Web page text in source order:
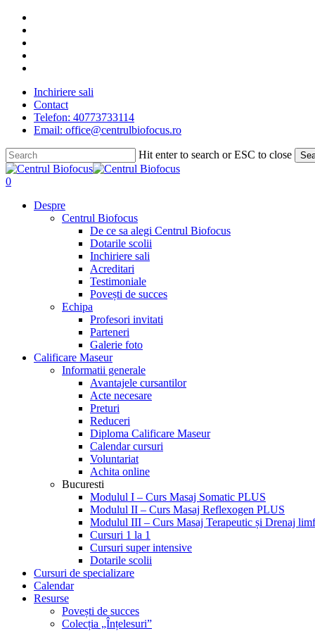
Skip
main
content
Inchiriere sali
Contact
Telefon: 40773733114
Email: office@centrulbiofocus.ro
Hit enter to search or ESC to close
Close
Search
search
0
Despre
Centrul Biofocus
De ce sa alegi Centrul Biofocus
Dotarile scolii
Inchiriere sali
Acreditari
Testimoniale
Povești de succes
Echipa
Profesori invitati
Parteneri
Galerie foto
Calificare Maseur
Informatii generale
Avantajele cursantilor
Acte necesare
Preturi
Reduceri
Diploma Calificare Maseur
Calendar cursuri
Voluntariat
Achita online
Bucuresti
Modulul I – Curs Masaj Somatic PLUS
Modulul II – Curs Masaj Reflexogen PLUS
Modulul III – Curs Masaj Terapeutic și Drenaj
Cursuri 1 la 1
Cursuri super intensive
Dotarile scolii
Cursuri de specializare
Calendar
Resurse
Povești de succes
Colecția „Înțelesuri”